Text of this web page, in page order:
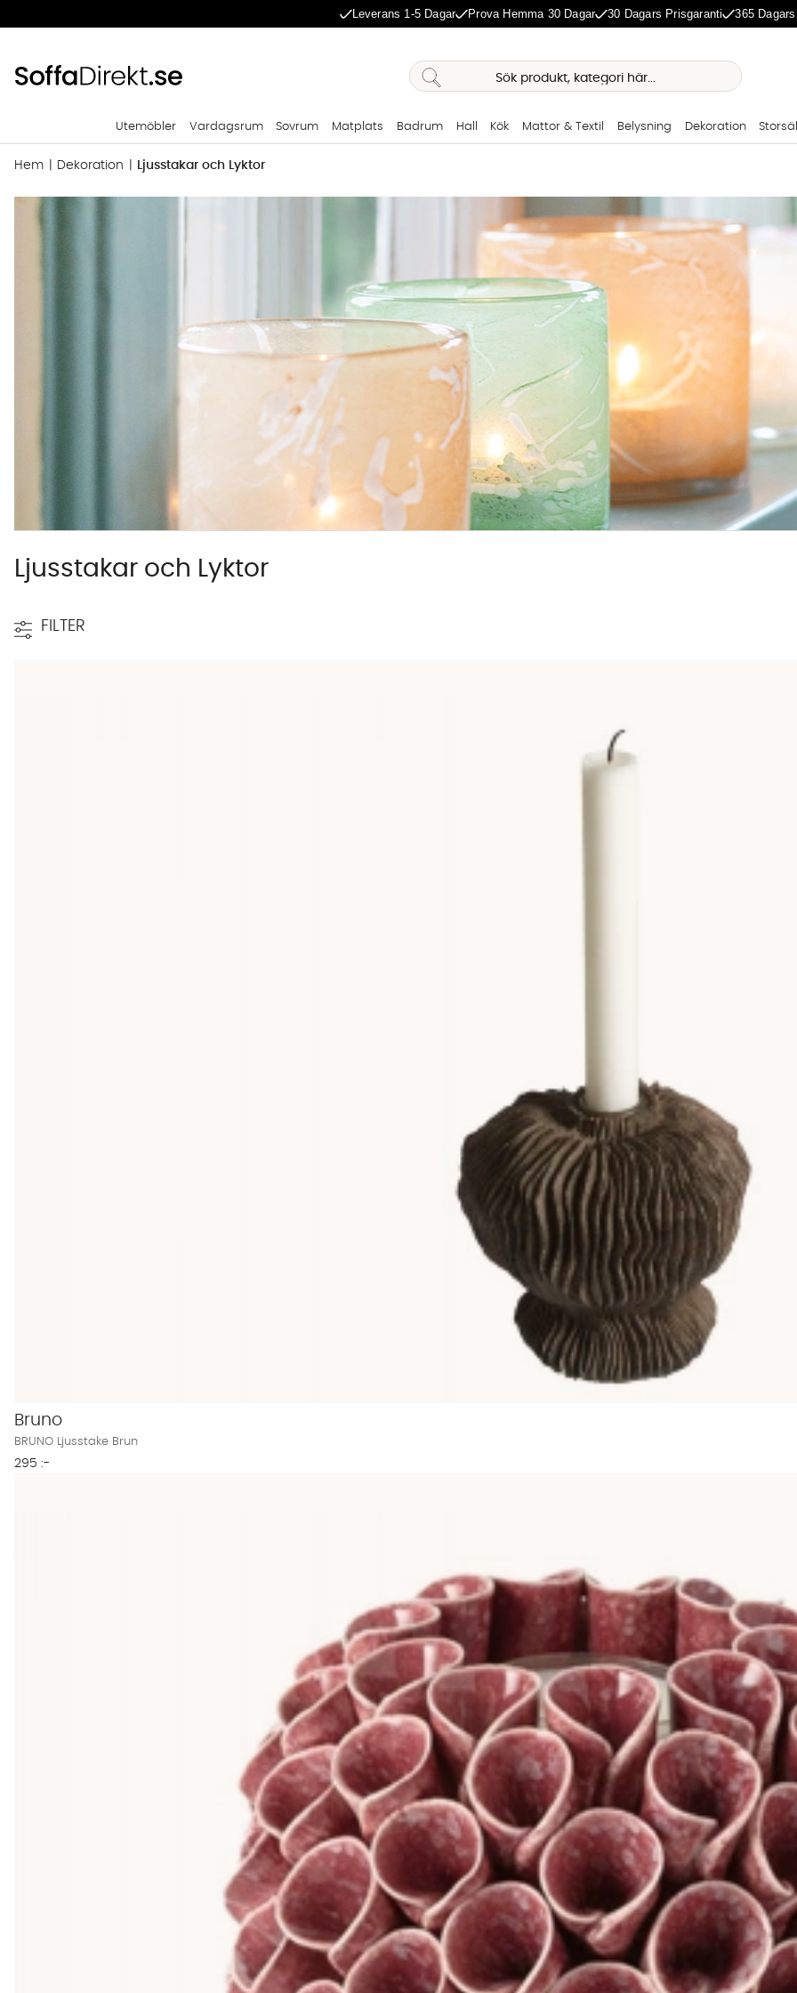
Leverans 1-5 Dagar Prova Hemma 30 Dagar 30 Dagars Prisgaranti 365
Utemöbler Vardagsrum Sovrum Matplats Badrum Hall Kök Mattor & Textil Belysning Dekoration
Hem Dekoration Ljusstakar och Lyktor
Ljusstakar och Lyktor
FILTER
Bruno
BRUNO Ljusstake Brun
295 :-